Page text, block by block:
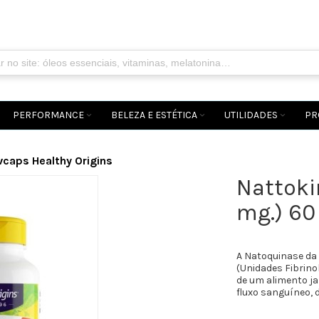
PERFORMANCE BELEZA E ESTÉTICA UTILIDADES
Healthy Origins
mg.)
A Natoquinase
(Unidades
de um alimento
fluxo sanguíneo,